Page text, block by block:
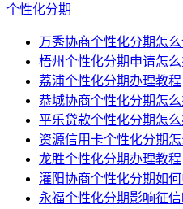
个性化分期
万秀协商个性化分期怎么
梧州个性化分期申请怎
荔浦个性化分期办理教程
恭城协商个性化分期怎
平乐贷款个性化分期怎
资源信用卡个性化分期
龙胜个性化分期办理教程
灌阳协商个性化分期如
永福个性化分期影响征信